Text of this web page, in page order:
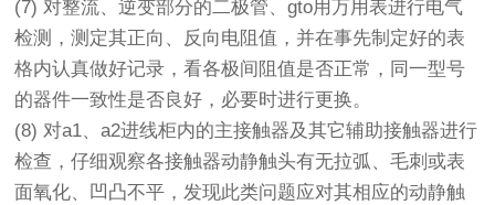
(7) 对整流、逆变部分的二极管、gto用万用表进行电气
检测，测定其正向、反向电阻值，并在事先制定好的表
格内认真做好记录，看各极间阻值是否正常，同一型号
的器件一致性是否良好，必要时进行更换。
(8) 对a1、a2进线柜内的主接触器及其它辅助接触器进行
检查，仔细观察各接触器动静触头有无拉弧、毛刺或表
面氧化、凹凸不平，发现此类问题应对其相应的动静触